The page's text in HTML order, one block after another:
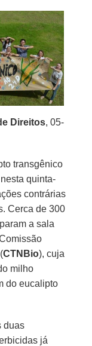
Direitos, 05-
transgênico
quinta-
contrárias
Cerca de 300
a sala
CTNBio), cuja
milho
do eucalipto
duas
já